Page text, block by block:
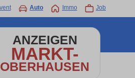
Auto Immo Job
ANZEIGEN
MARKT-
OBERHAUSEN